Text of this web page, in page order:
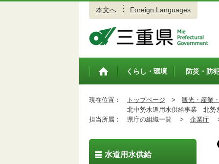
本文へ Foreign Languages
トップペ
くらし・環境 防災・防
現在位置： トップページ > 観光・産業
北中勢水道用水供給事業 北勢
担当所属：
県庁の組織一覧 > 企業庁
水道用水供給